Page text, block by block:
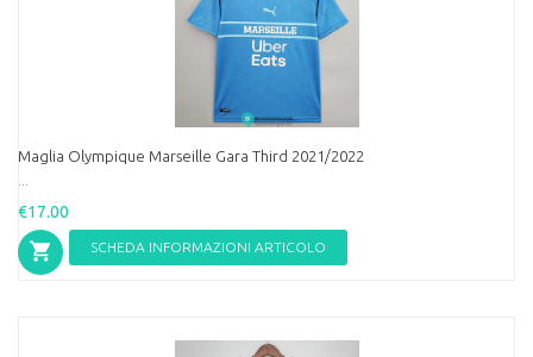
Maglia Olympique Marseille Gara Third 2021/2022
€17.00
SCHEDA INFORMAZIONI ARTICOLO